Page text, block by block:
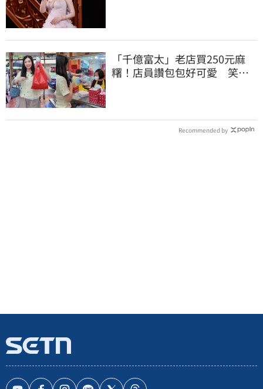
「千億富太」老店買250元麻
糬！店員讚包包好可愛 笑
Recommended by